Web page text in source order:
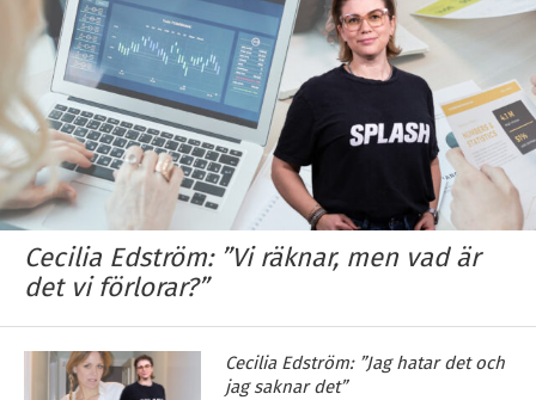
Cecilia Edström: ”Vi räknar, men vad är
det vi förlorar?”
Cecilia Edström: ”Jag hatar det och
jag saknar det”